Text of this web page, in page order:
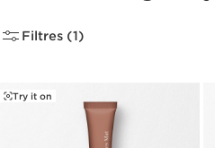
Filtres (1)
Try it on